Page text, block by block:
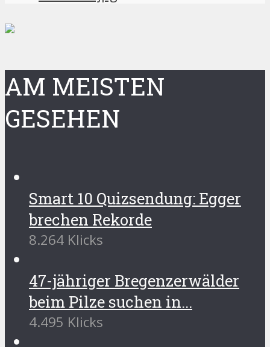
AM MEISTEN
GESEHEN
Smart 10 Quizsendung: Egger
brechen Rekorde
8.264 Klicks
47-jähriger Bregenzerwälder
beim Pilze suchen in...
4.495 Klicks